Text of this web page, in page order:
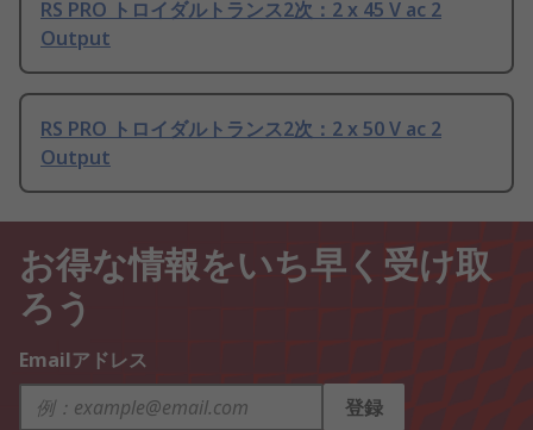
RS PRO トロイダルトランス2次：2 x 45 V ac 2
Output
RS PRO トロイダルトランス2次：2 x 50 V ac 2
Output
お得な情報をいち早く受け取
ろう
Emailアドレス
登録